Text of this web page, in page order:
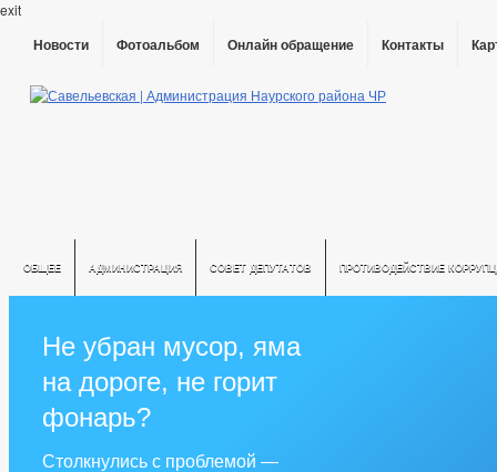
exit
Новости Фотоальбом Онлайн обращение Контакты
ОБЩЕЕ АДМИНИСТРАЦИЯ СОВЕТ ДЕПУТАТОВ ПРОТИВОДЕЙСТВИЕ
Не убран мусор, яма
на дороге, не горит
фонарь?
Столкнулись с проблемой —